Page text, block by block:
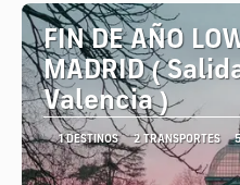
FIN DE AÑO
MADRID (
Valencia )
1 DESTINOS 2 TRANSPORTES